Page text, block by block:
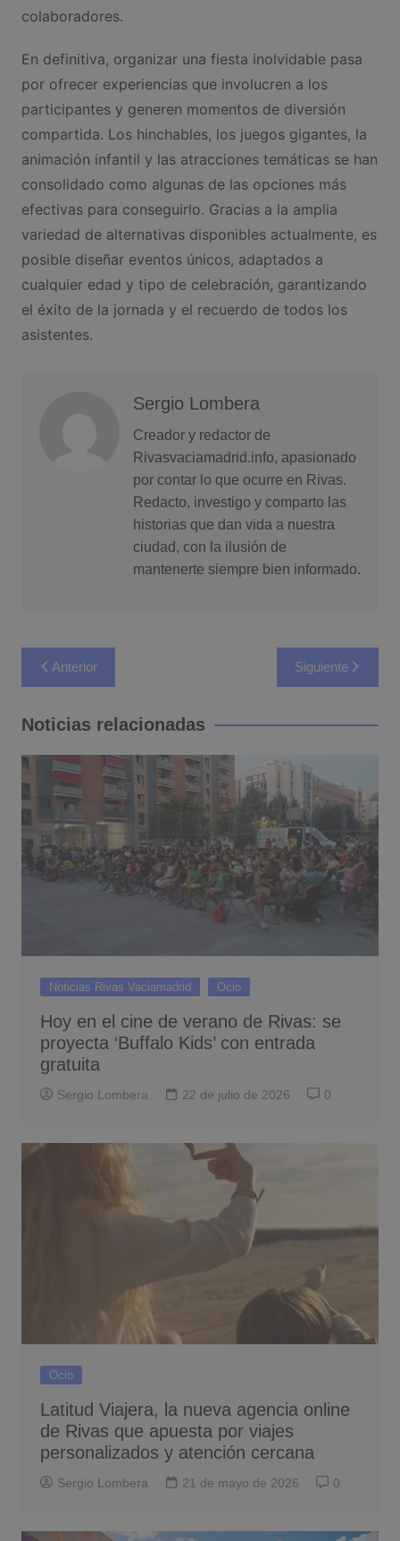
colaboradores.
En definitiva, organizar una fiesta inolvidable pasa
por ofrecer experiencias que involucren a los
participantes y generen momentos de diversión
compartida. Los hinchables, los juegos gigantes, la
animación infantil y las atracciones temáticas se han
consolidado como algunas de las opciones más
efectivas para conseguirlo. Gracias a la amplia
variedad de alternativas disponibles actualmente, es
posible diseñar eventos únicos, adaptados a
cualquier edad y tipo de celebración, garantizando
el éxito de la jornada y el recuerdo de todos los
asistentes.
Sergio Lombera
Creador y redactor de
Rivasvaciamadrid.info, apasionado
por contar lo que ocurre en Rivas.
Redacto, investigo y comparto las
historias que dan vida a nuestra
ciudad, con la ilusión de
mantenerte siempre bien informado.
Navegación
de
entradas
Anterior Siguiente
Noticias relacionadas
Noticias Rivas Vaciamadrid Ocio
Hoy en el cine de verano de Rivas: se
proyecta ‘Buffalo Kids’ con entrada
gratuita
Sergio Lombera 22 de julio de 2026 0
Ocio
Latitud Viajera, la nueva agencia online
de Rivas que apuesta por viajes
personalizados y atención cercana
Sergio Lombera 21 de mayo de 2026 0